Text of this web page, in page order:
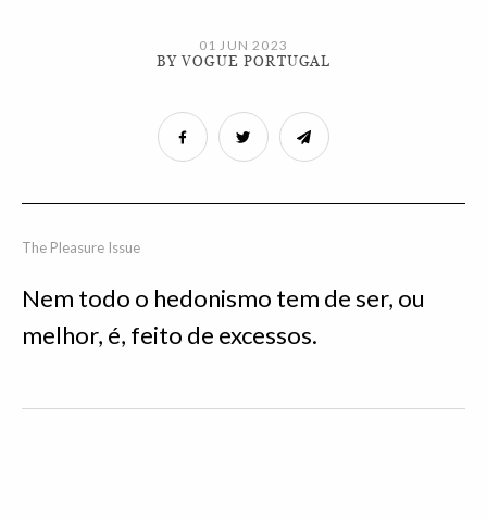
01 JUN 2023
BY VOGUE PORTUGAL
The Pleasure Issue
Nem todo o hedonismo tem de ser, ou
melhor, é, feito de excessos.